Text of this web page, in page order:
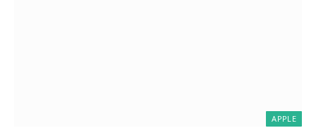
APPLE